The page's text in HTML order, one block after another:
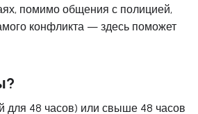
помимо общения с полицией,
конфликта — здесь поможет
48 часов) или свыше 48 часов